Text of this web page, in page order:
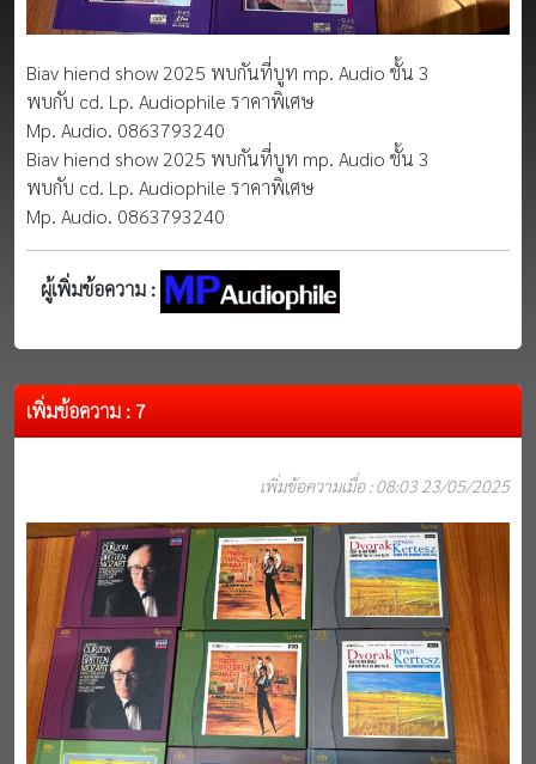
Biav hiend show 2025 พบกันที่บูท mp. Audio ชั้น 3
พบกับ cd. Lp. Audiophile ราคาพิเศษ
Mp. Audio. 0863793240
Biav hiend show 2025 พบกันที่บูท mp. Audio ชั้น 3
พบกับ cd. Lp. Audiophile ราคาพิเศษ
Mp. Audio. 0863793240
ผู้เพิ่มข้อความ :
เพิ่มข้อความ : 7
เพิ่มข้อความเมื่อ : 08:03 23/05/2025